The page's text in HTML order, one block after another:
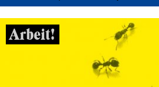
Arbeit!